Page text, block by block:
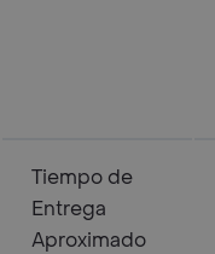
Tiempo de
Entrega
Aproximado